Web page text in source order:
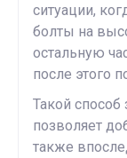
ситуации,
болты на
остальную
после этого
Такой
позволяет
также